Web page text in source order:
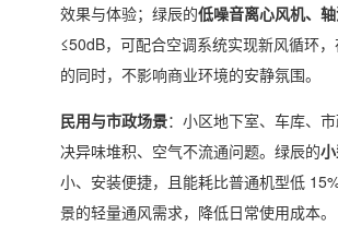
效果与体验；绿辰的低噪音离心风机、
≤50dB，可配合空调系统实现新风循环
的同时，不影响商业环境的安静氛围。
民用与市政场景：小区地下室、车库、
决异味堆积、空气不流通问题。绿辰的
小、安装便捷，且能耗比普通机型低
景的轻量通风需求，降低日常使用成本。